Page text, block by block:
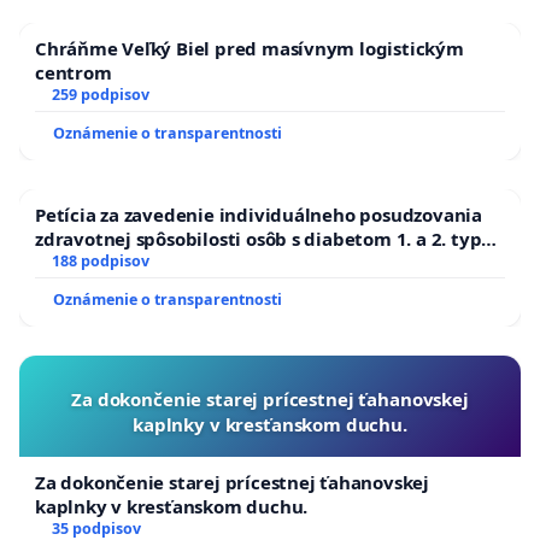
priamo v ústave je útokom na samotnú podstatu
slobody.
Navyše, návrh zavádza nový jazyk a právne
zužovanie „národnej identity“ na úzko vymedzené
„kultúrno-etické otázky“ ako verejná morálka,
manželstvo, rodina či jazyk.
Ide o otvorené úsilie pretvoriť slovenskú ústavu
podľa jednej ideologickej línie, konkrétne
konzervatívno-náboženského výkladu spoločnosti.
Takýto prístup je v priamom rozpore s Článkom 1
Ústavy SR, ktorý hovorí: „Slovenská republika je
zvrchovaný, demokratický a právny štát. Neviaže sa
Chráňme Veľký Biel pred masívnym logistickým
centrom
259 podpisov
Oznámenie o transparentnosti
Petícia za zavedenie individuálneho posudzovania
zdravotnej spôsobilosti osôb s diabetom 1. a 2. typu
pri prijímaní do Policajného zboru SR
188 podpisov
Oznámenie o transparentnosti
Za dokončenie starej prícestnej ťahanovskej
kaplnky v kresťanskom duchu.
Za dokončenie starej prícestnej ťahanovskej
kaplnky v kresťanskom duchu.
35 podpisov